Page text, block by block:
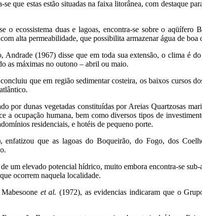
se que estas estão situadas na faixa litorânea, com
ecossistema duas e lagoas, encontra-se sobre o aqüífero
alta permeabilidade, que possibilita armazenar água de boa
Andrade (1967) disse que em toda sua extensão, o clima é
as máximas no outono – abril ou maio.
que em região sedimentar costeira, os baixos cursos
por dunas vegetadas constituídas por Areias Quartzosas
a ocupação humana, bem como diversos tipos de
residenciais, e hotéis de pequeno porte.
enfatizou que as lagoas do Boqueirão, do Fogo, dos
um elevado potencial hídrico, muito embora encontra-se
ocorrem naquela localidade.
et al. (1972), as evidencias indicaram que o